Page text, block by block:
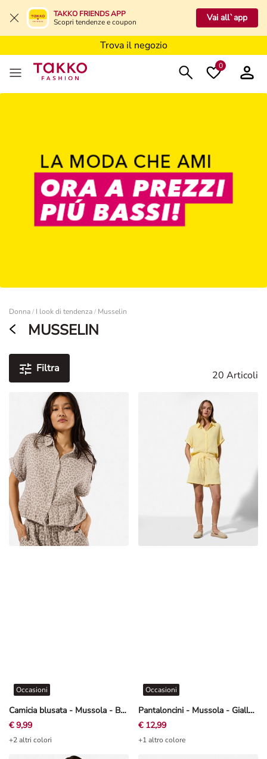
TAKKO FRIENDS APP
Scopri tendenze e coupon
Vai all`app
Trova il negozio
Trova il negozio
0
Donna / I look di tendenza / Musselin
MUSSELIN
Filtra
20 Articoli
Camicia blusata - Mussola - Beige
Occasioni
€ 9,99
+2 altri colori
Pantaloncini - Mussola - Giallo chiaro
Occasioni
€ 12,99
+1 altro colore